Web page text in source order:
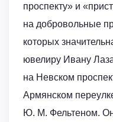
проспекту» и
на добровольные
которых
ювелиру Ивану
на Невском
Армянском
Ю. М. Фельтеном.